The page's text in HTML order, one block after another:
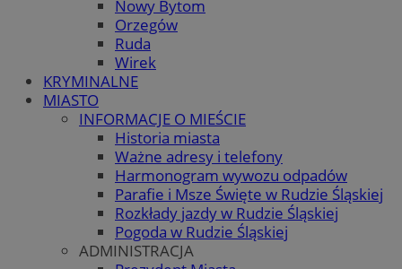
Nowy Bytom
Orzegów
Ruda
Wirek
KRYMINALNE
MIASTO
INFORMACJE O MIEŚCIE
Historia miasta
Ważne adresy i telefony
Harmonogram wywozu odpadów
Parafie i Msze Święte w Rudzie Śląskiej
Rozkłady jazdy w Rudzie Śląskiej
Pogoda w Rudzie Śląskiej
ADMINISTRACJA